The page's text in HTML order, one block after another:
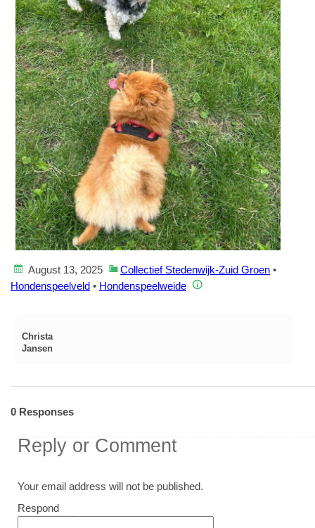
August 13, 2025 Collectief Stedenwijk-Zuid Groen •
Hondenspeelveld • Hondenspeelweide
Christa
Jansen
0 Responses
Reply or Comment
Your email address will not be published.
RespondComment